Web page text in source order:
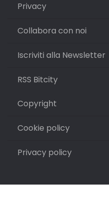
Privacy
Collabora con noi
Iscriviti alla Newsletter
RSS Bitcity
Copyright
Cookie policy
Privacy policy